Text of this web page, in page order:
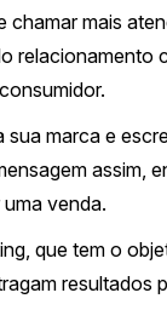
chamar mais
relacionamento
marca e
assim,
venda.
que tem o